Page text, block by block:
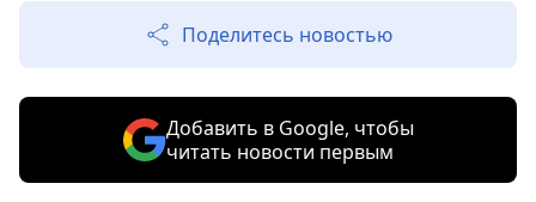
Поделитесь новостью
Добавить в Google, чтобы
читать новости первым